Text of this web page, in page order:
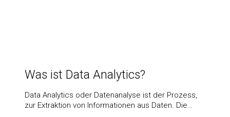
Was ist Data Analytics?
Data Analytics oder Datenanalyse ist der Prozess,
zur Extraktion von Informationen aus Daten. Die…